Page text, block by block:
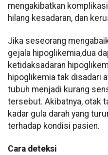
mengakibatkan
hilang kesadaran, dan
Jika seseorang
gejala hipoglikemia,dua
ketidaksadaran
hipoglikemia tak disadari
tubuh menjadi kurang
tersebut. Akibatnya, otak
kadar gula darah yang
terhadap kondisi pasien.
Cara deteksi